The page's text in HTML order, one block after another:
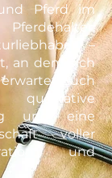
Pferd im
–
an dem sich
Euch
und eine
voller
und